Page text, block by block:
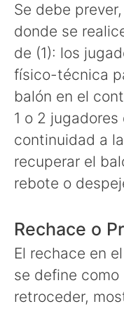
Se debe
donde se
de (1): los
físico-técnica
balón en el
1 o 2
continuidad a
recuperar el
rebote o
Rechace o
El rechace en
se define
retroceder,